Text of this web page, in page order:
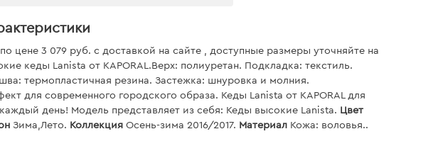
цене 3 079 руб. c доставкой на сайте , доступные размеры уточняйте на
кеды Lanista от KAPORAL.Верх: полиуретан. Подкладка: текстиль.
термопластичная резина. Застежка: шнуровка и молния.
для современного городского образа. Кеды Lanista от KAPORAL для
день! Модель представляет из себя: Кеды высокие Lanista. Цвет
Зима,Лето. Коллекция Осень-зима 2016/2017. Материал Кожа: воловья..